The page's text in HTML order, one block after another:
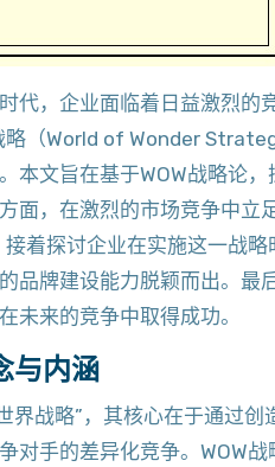
代，企业面临着日益激烈的
（World of Wonder
本文旨在基于WOW战略论
面，在激烈的市场竞争中立
着探讨企业在实施这一战
品牌建设能力脱颖而出。最
未来的竞争中取得成功。
与内涵
界战略”，其核心在于通过
对手的差异化竞争。WOW